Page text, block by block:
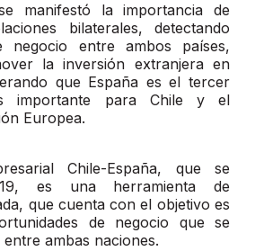
manifestó la importancia de
bilaterales, detectando
negocio entre ambos países,
la inversión extranjera en
que España es el tercer
importante para Chile y el
Europea.
Chile-España, que se
es una herramienta de
que cuenta con el objetivo es
de negocio que se
ambas naciones.